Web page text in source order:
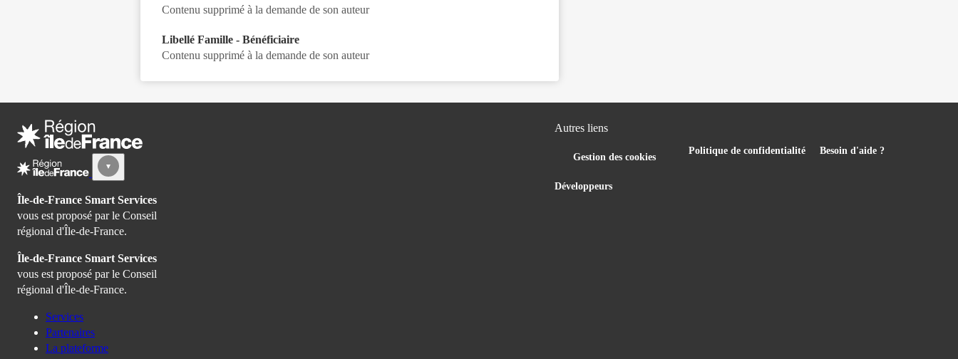
Contenu supprimé à la demande de son auteur
Libellé Famille - Bénéficiaire
Contenu supprimé à la demande de son auteur
Autres liens
Gestion des cookies
Politique de confidentialité Besoin d'aide ?
Développeurs